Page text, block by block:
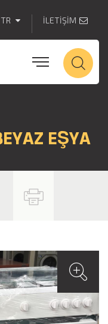
TR İLETİŞİM
EŞYA